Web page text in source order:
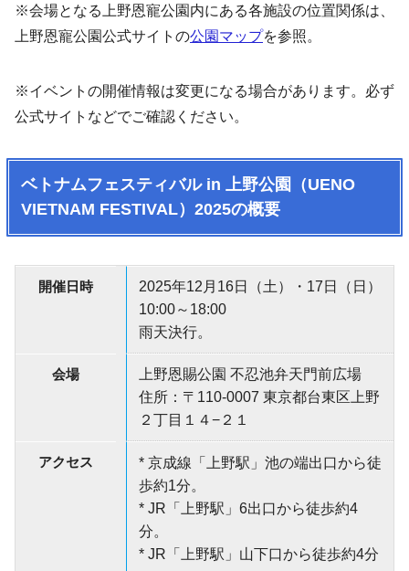
※会場となる上野恩寵公園内にある各施設の位置関係は、
上野恩寵公園公式サイトの公園マップを参照。
※イベントの開催情報は変更になる場合があります。必ず
公式サイトなどでご確認ください。
ベトナムフェスティバル in 上野公園（UENO
VIETNAM FESTIVAL）2025の概要
開催日時
2025年12月16日（土）・17日（日）
10:00～18:00
雨天決行。
会場
上野恩賜公園 不忍池弁天門前広場
住所：〒110-0007 東京都台東区上野
２丁目１４−２１
アクセス
* 京成線「上野駅」池の端出口から徒
歩約1分。
* JR「上野駅」6出口から徒歩約4
分。
* JR「上野駅」山下口から徒歩約4分